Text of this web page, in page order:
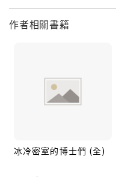
作者相關書籍
冰冷密室的博士們 (全)